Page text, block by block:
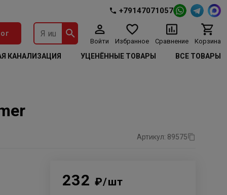
+79147071057
Войти Избранное Сравнение Корзина
КАНАЛИЗАЦИЯ УЦЕНЁННЫЕ ТОВАРЫ ВСЕ ТОВАРЫ
Артикул: 89575
232 ₽/шт